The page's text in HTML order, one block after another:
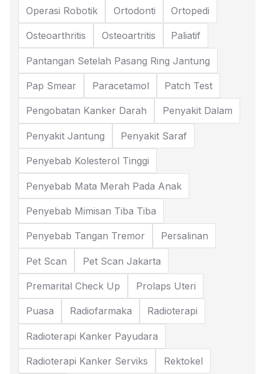
Operasi Robotik Ortodonti Ortopedi
Osteoarthritis Osteoartritis Paliatif
Pantangan Setelah Pasang Ring Jantung
Pap Smear Paracetamol Patch Test
Pengobatan Kanker Darah Penyakit Dalam
Penyakit Jantung Penyakit Saraf
Penyebab Kolesterol Tinggi
Penyebab Mata Merah Pada Anak
Penyebab Mimisan Tiba Tiba
Penyebab Tangan Tremor Persalinan
Pet Scan Pet Scan Jakarta
Premarital Check Up Prolaps Uteri
Puasa Radiofarmaka Radioterapi
Radioterapi Kanker Payudara
Radioterapi Kanker Serviks Rektokel